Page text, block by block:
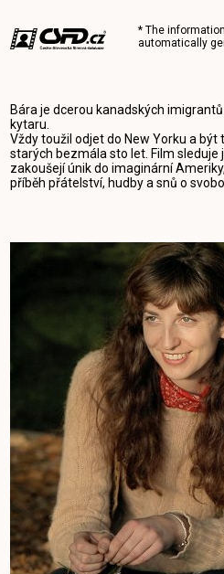
* The
automatically
Bára je dcerou kanadských
kytaru.
Vždy toužil odjet do New Yorku a
starých bezmála sto let. Film sleduje
zakoušejí únik do imaginární
příběh přátelství, hudby a snů o